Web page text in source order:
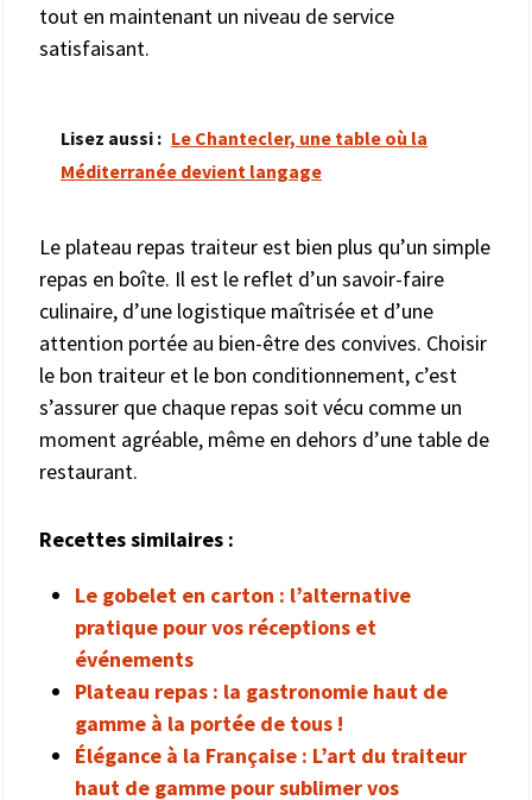
tout en maintenant un niveau de service
satisfaisant.
Lisez aussi : Le Chantecler, une table où la
Méditerranée devient langage
Le plateau repas traiteur est bien plus qu’un simple
repas en boîte. Il est le reflet d’un savoir-faire
culinaire, d’une logistique maîtrisée et d’une
attention portée au bien-être des convives. Choisir
le bon traiteur et le bon conditionnement, c’est
s’assurer que chaque repas soit vécu comme un
moment agréable, même en dehors d’une table de
restaurant.
Recettes similaires :
Le gobelet en carton : l’alternative
pratique pour vos réceptions et
événements
Plateau repas : la gastronomie haut de
gamme à la portée de tous !
Élégance à la Française : L’art du traiteur
haut de gamme pour sublimer vos